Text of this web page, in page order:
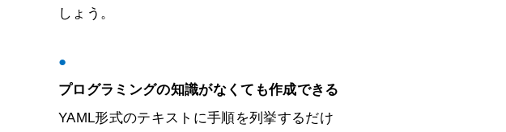
しょう。
●
プログラミングの知識がなくても作成できる
YAML形式のテキストに手順を列挙するだけ